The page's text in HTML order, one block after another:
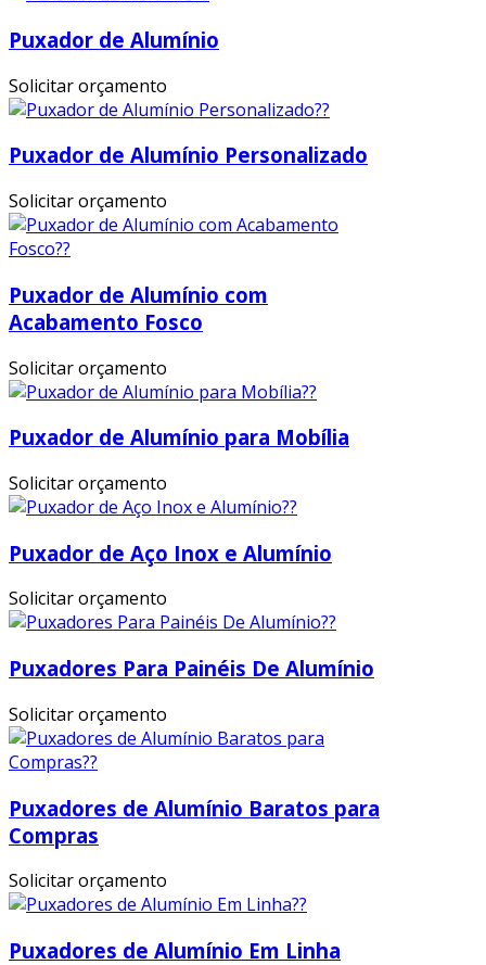
Puxador de Alumínio
Solicitar orçamento
Puxador de Alumínio Personalizado
Solicitar orçamento
Puxador de Alumínio com
Acabamento Fosco
Solicitar orçamento
Puxador de Alumínio para Mobília
Solicitar orçamento
Puxador de Aço Inox e Alumínio
Solicitar orçamento
Puxadores Para Painéis De Alumínio
Solicitar orçamento
Puxadores de Alumínio Baratos para
Compras
Solicitar orçamento
Puxadores de Alumínio Em Linha